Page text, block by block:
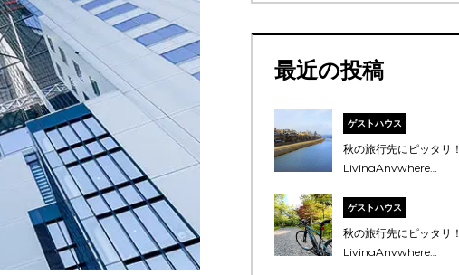
最近の投稿
ゲストハウス
秋の旅行先にピッタリ！
LivingAnywhere
紹介 西日本編
ゲストハウス
秋の旅行先にピッタリ！
LivingAnywhere